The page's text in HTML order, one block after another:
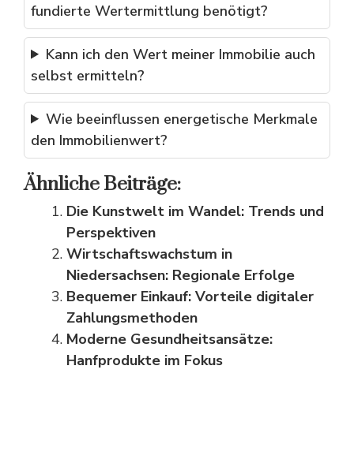
fundierte Wertermittlung benötigt?
Kann ich den Wert meiner Immobilie auch
selbst ermitteln?
Wie beeinflussen energetische Merkmale
den Immobilienwert?
Ähnliche Beiträge:
Die Kunstwelt im Wandel: Trends und
Perspektiven
Wirtschaftswachstum in
Niedersachsen: Regionale Erfolge
Bequemer Einkauf: Vorteile digitaler
Zahlungsmethoden
Moderne Gesundheitsansätze:
Hanfprodukte im Fokus